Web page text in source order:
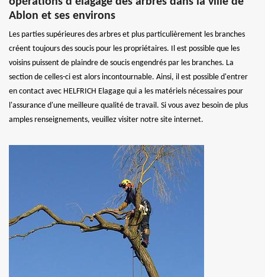
Ablon et ses environs
Les parties supérieures des arbres et plus particulièrement les branches
créent toujours des soucis pour les propriétaires. Il est possible que les
voisins puissent de plaindre de soucis engendrés par les branches. La
section de celles-ci est alors incontournable. Ainsi, il est possible d'entrer
en contact avec HELFRICH Elagage qui a les matériels nécessaires pour
l'assurance d'une meilleure qualité de travail. Si vous avez besoin de plus
amples renseignements, veuillez visiter notre site internet.